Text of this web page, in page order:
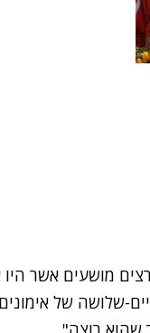
מושעים אשר היו
שלושה של